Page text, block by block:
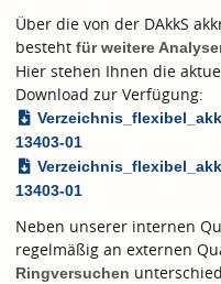
Über die von der DAkkS
besteht für weitere
Hier stehen Ihnen die
Download zur Verfügung:
13403-01
13403-01
Neben unserer internen
regelmäßig an externen
Ringversuchen